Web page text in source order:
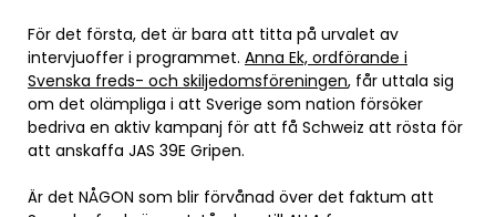
För det första, det är bara att titta på urvalet av
intervjuoffer i programmet. Anna Ek, ordförande i
Svenska freds- och skiljedomsföreningen, får uttala sig
om det olämpliga i att Sverige som nation försöker
bedriva en aktiv kampanj för att få Schweiz att rösta för
att anskaffa JAS 39E Gripen.
Är det NÅGON som blir förvånad över det faktum att